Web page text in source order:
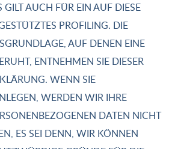
GILT AUCH FÜR EIN AUF DIESE
PROFILING. DIE
AUF DENEN EINE
ENTNEHMEN SIE DIESER
WENN SIE
WERDEN WIR IHRE
DATEN NICHT
ES SEI DENN, WIR KÖNNEN